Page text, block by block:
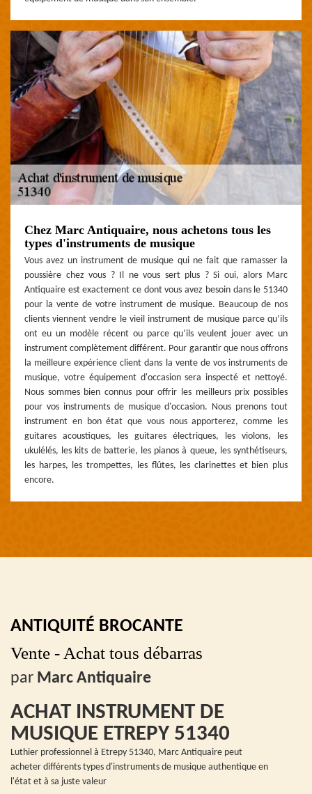
Chez Marc Antiquaire, nous achetons tous les
types d'instruments de musique
Vous avez un instrument de musique qui ne fait que ramasser la
poussière chez vous ? Il ne vous sert plus ? Si oui, alors Marc
Antiquaire est exactement ce dont vous avez besoin dans le 51340
pour la vente de votre instrument de musique. Beaucoup de nos
clients viennent vendre le vieil instrument de musique parce qu’ils
ont eu un modèle récent ou parce qu’ils veulent jouer avec un
instrument complètement différent. Pour garantir que nous offrons
la meilleure expérience client dans la vente de vos instruments de
musique, votre équipement d'occasion sera inspecté et nettoyé.
Nous sommes bien connus pour offrir les meilleurs prix possibles
pour vos instruments de musique d'occasion. Nous prenons tout
instrument en bon état que vous nous apporterez, comme les
guitares acoustiques, les guitares électriques, les violons, les
ukulélés, les kits de batterie, les pianos à queue, les synthétiseurs,
les harpes, les trompettes, les flûtes, les clarinettes et bien plus
encore.
ANTIQUITÉ BROCANTE
Vente - Achat tous débarras
par Marc Antiquaire
ACHAT INSTRUMENT DE
MUSIQUE ETREPY 51340
Luthier professionnel à Etrepy 51340, Marc Antiquaire peut
acheter différents types d'instruments de musique authentique en
l'état et à sa juste valeur